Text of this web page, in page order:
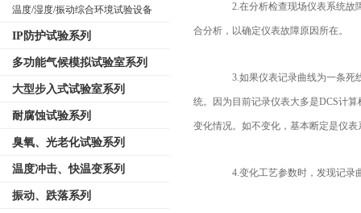
温度/湿度/振动综合环境试验设备
IP防护试验系列
多功能气候模拟试验室系列
大型步入式试验室系列
耐腐蚀试验系列
臭氧、光老化试验系列
温度冲击、快温变系列
振动、跌落系列
2.在分析检查现场仪表系统故障
合分析，以确定仪表故障原因所在。
3.如果仪表记录曲线为一条死线
统。因为目前记录仪表大多是DCS计
变化情况。如不变化，基本断定是仪
4.变化工艺参数时，发现记录